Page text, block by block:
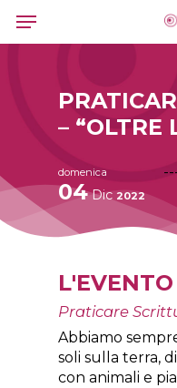
main
Menu
– “OLTRE
domenica
04 Dic 2022
L'EVENTO
Praticare
Abbiamo
soli sulla terra,
con animali e